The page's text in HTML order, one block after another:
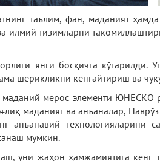
таълим, фан, маданият
илмий тизимларни
янги босқичга кўтарилди.
шерикликни кенгайтириш ва
мерос элементи ЮНЕСКО
маданият ва анъаналар,
анъанавий технологияларини
мумкин.
уни жаҳон ҳамжамиятига